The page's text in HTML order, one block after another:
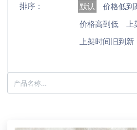
排序： 默认
价格低到
价格高到低
上
上架时间旧到新